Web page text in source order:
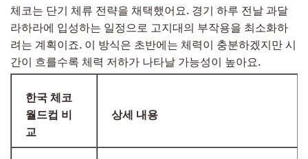
체코는 단기 체류 전략을 채택했어요. 경기 하루 전날 과달
라하라에 입성하는 일정으로 고지대의 부작용을 최소화하
려는 계획이죠. 이 방식은 초반에는 체력이 충분하겠지만 시
간이 흐를수록 체력 저하가 나타날 가능성이 높아요.
한국 체코
월드컵 비
교
상세 내용